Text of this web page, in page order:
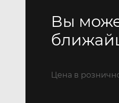
Вы
Цена в